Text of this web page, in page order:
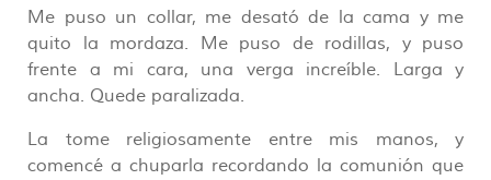
Me puso un collar, me desató de la cama y me
quito la mordaza. Me puso de rodillas, y puso
frente a mi cara, una verga increíble. Larga y
ancha. Quede paralizada.
La tome religiosamente entre mis manos, y
comencé a chuparla recordando la comunión que